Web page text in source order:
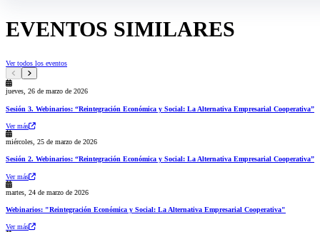
EVENTOS SIMILARES
Ver todos los eventos
jueves, 26 de marzo de 2026
Sesión 3. Webinarios: “Reintegración Económica y Social: La Alternativa Empresarial Cooperativa”
Ver más
miércoles, 25 de marzo de 2026
Sesión 2. Webinarios: “Reintegración Económica y Social: La Alternativa Empresarial Cooperativa”
Ver más
martes, 24 de marzo de 2026
Webinarios: "Reintegración Económica y Social: La Alternativa Empresarial Cooperativa"
Ver más